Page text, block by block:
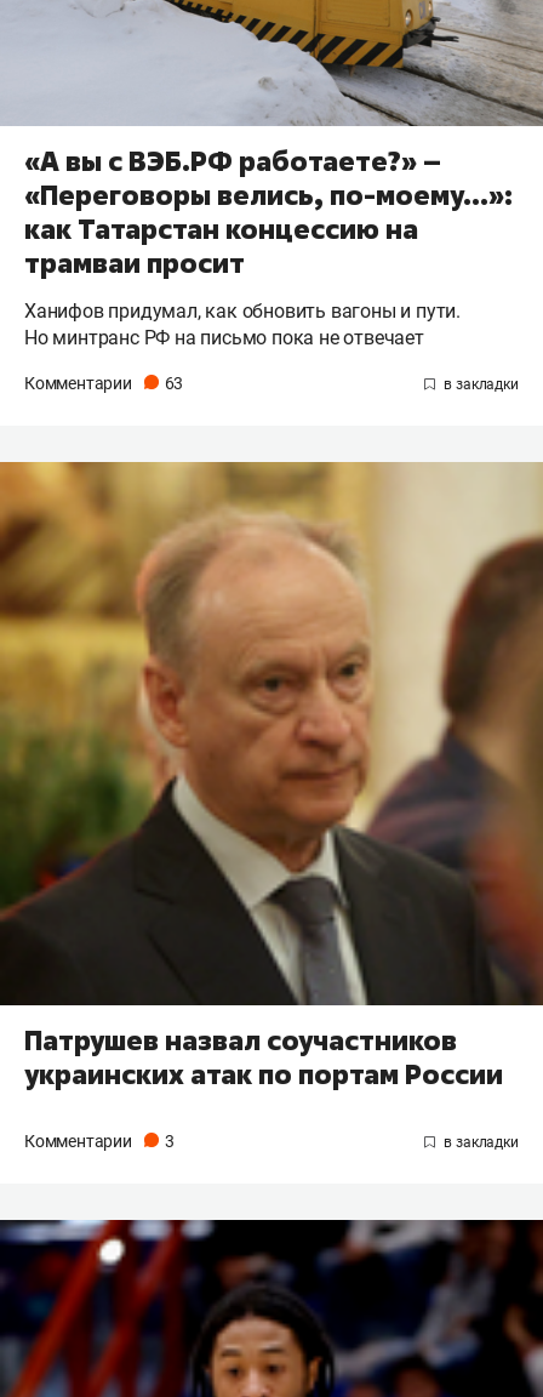
«А вы с ВЭБ.РФ работаете?» –
«Переговоры велись, по-моему…»:
как Татарстан концессию на
трамваи просит
Ханифов придумал, как обновить вагоны и пути.
Но минтранс РФ на письмо пока не отвечает
Комментарии 63
Патрушев назвал соучастников
украинских атак по портам России
Комментарии 3